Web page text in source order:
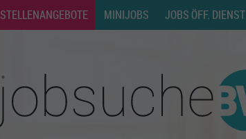
STELLENANGEBOTE MINIJOBS JOBS ÖFF. DIENST